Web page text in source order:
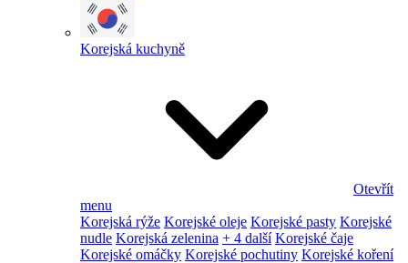
Korejská kuchyně
Otevřít
menu
Korejská rýže Korejské oleje Korejské pasty Korejské
nudle Korejská zelenina + 4 další Korejské čaje
Korejské omáčky Korejské pochutiny Korejské koření